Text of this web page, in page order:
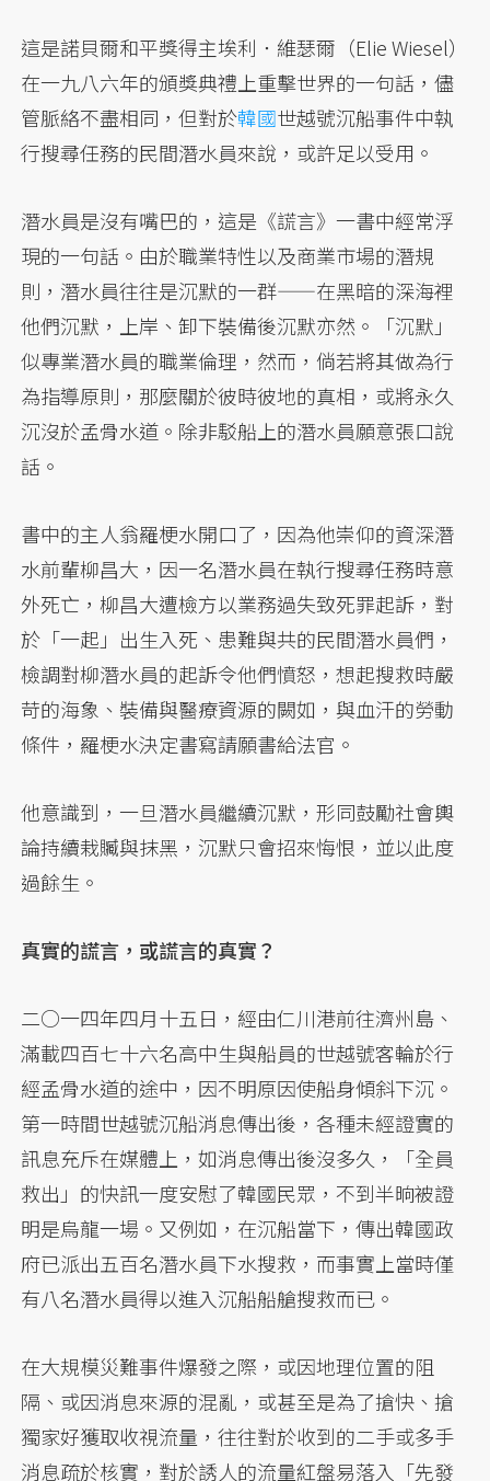
這是諾貝爾和平獎得主埃利．維瑟爾（Elie Wiesel）
在一九八六年的頒獎典禮上重擊世界的一句話，儘
管脈絡不盡相同，但對於韓國世越號沉船事件中執
行搜尋任務的民間潛水員來說，或許足以受用。
潛水員是沒有嘴巴的，這是《謊言》一書中經常浮
現的一句話。由於職業特性以及商業市場的潛規
則，潛水員往往是沉默的一群——在黑暗的深海裡
他們沉默，上岸、卸下裝備後沉默亦然。「沉默」
似專業潛水員的職業倫理，然而，倘若將其做為行
為指導原則，那麼關於彼時彼地的真相，或將永久
沉沒於孟骨水道。除非駁船上的潛水員願意張口說
話。
書中的主人翁羅梗水開口了，因為他崇仰的資深潛
水前輩柳昌大，因一名潛水員在執行搜尋任務時意
外死亡，柳昌大遭檢方以業務過失致死罪起訴，對
於「一起」出生入死、患難與共的民間潛水員們，
檢調對柳潛水員的起訴令他們憤怒，想起搜救時嚴
苛的海象、裝備與醫療資源的闕如，與血汗的勞動
條件，羅梗水決定書寫請願書給法官。
他意識到，一旦潛水員繼續沉默，形同鼓勵社會輿
論持續栽贓與抹黑，沉默只會招來悔恨，並以此度
過餘生。
真實的謊言，或謊言的真實？
二○一四年四月十五日，經由仁川港前往濟州島、
滿載四百七十六名高中生與船員的世越號客輪於行
經孟骨水道的途中，因不明原因使船身傾斜下沉。
第一時間世越號沉船消息傳出後，各種未經證實的
訊息充斥在媒體上，如消息傳出後沒多久，「全員
救出」的快訊一度安慰了韓國民眾，不到半晌被證
明是烏龍一場。又例如，在沉船當下，傳出韓國政
府已派出五百名潛水員下水搜救，而事實上當時僅
有八名潛水員得以進入沉船船艙搜救而已。
在大規模災難事件爆發之際，或因地理位置的阻
隔、或因消息來源的混亂，或甚至是為了搶快、搶
獨家好獲取收視流量，往往對於收到的二手或多手
消息疏於核實，對於誘人的流量紅盤易落入「先發